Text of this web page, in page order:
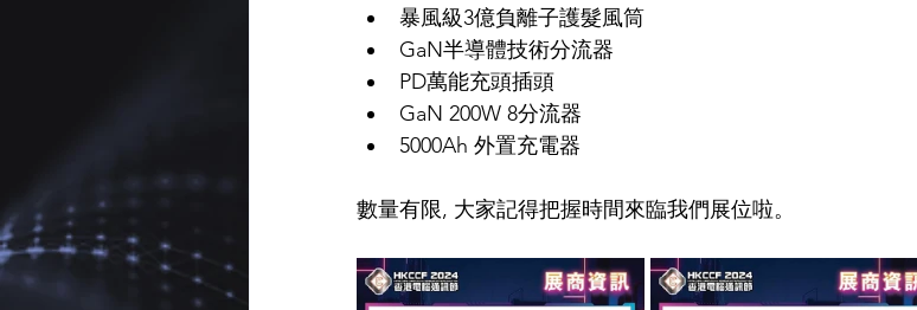
暴風級3億負離子護髮風筒
GaN半導體技術分流器
PD萬能充頭插頭
GaN 200W 8分流器
5000Ah 外置充電器
數量有限, 大家記得把握時間來臨我們展位啦。